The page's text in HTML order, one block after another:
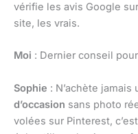
vérifie les avis Google
site, les vrais.
Moi : Dernier conseil
Sophie : N’achète jamais
d’occasion sans photo
volées sur Pinterest,